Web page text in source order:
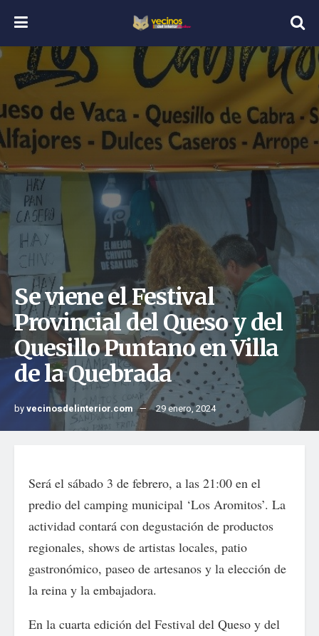
Se viene el Festival
Provincial del Queso y del
Quesillo Puntano en Villa
de la Quebrada
byvecinosdelinterior.com 29 enero, 2024
Será el sábado 3 de febrero, a las 21:00 en el
predio del camping municipal ‘Los Aromitos’. La
actividad contará con degustación de productos
regionales, shows de artistas locales, patio
gastronómico, paseo de artesanos y la elección de
la reina y la embajadora.
En la cuarta edición del Festival del Queso y del